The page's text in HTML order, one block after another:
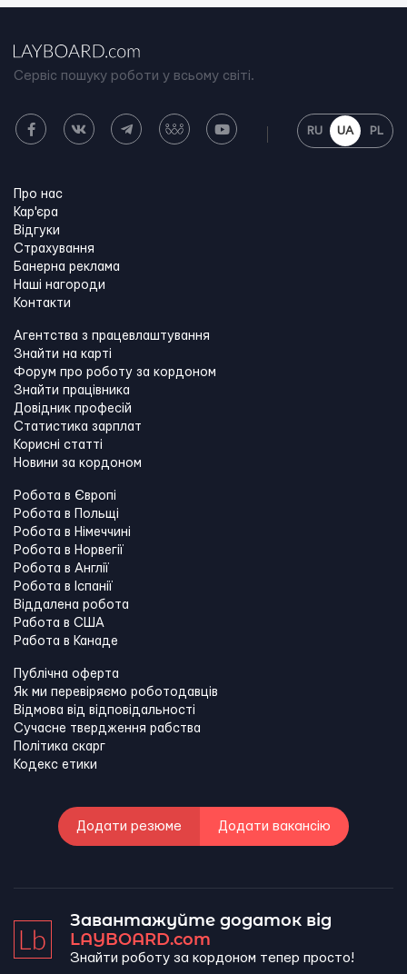
Сервіс пошуку роботи у всьому світі.
RU UA PL
Про нас
Кар'єра
Відгуки
Страхування
Банерна реклама
Наші нагороди
Контакти
Агентства з працевлаштування
Знайти на карті
Форум про роботу за кордоном
Знайти працівника
Довідник професій
Статистика зарплат
Корисні статті
Новини за кордоном
Робота в Європі
Робота в Польщі
Робота в Німеччині
Робота в Норвегії
Робота в Англії
Робота в Іспанії
Віддалена робота
Работа в США
Работа в Канадe
Публічна оферта
Як ми перевіряємо роботодавців
Відмова від відповідальності
Сучасне твердження рабства
Політика скарг
Кодекс етики
Додати резюме Додати вакансію
Завантажуйте додаток від
LAYBOARD.com
Знайти роботу за кордоном тепер просто!